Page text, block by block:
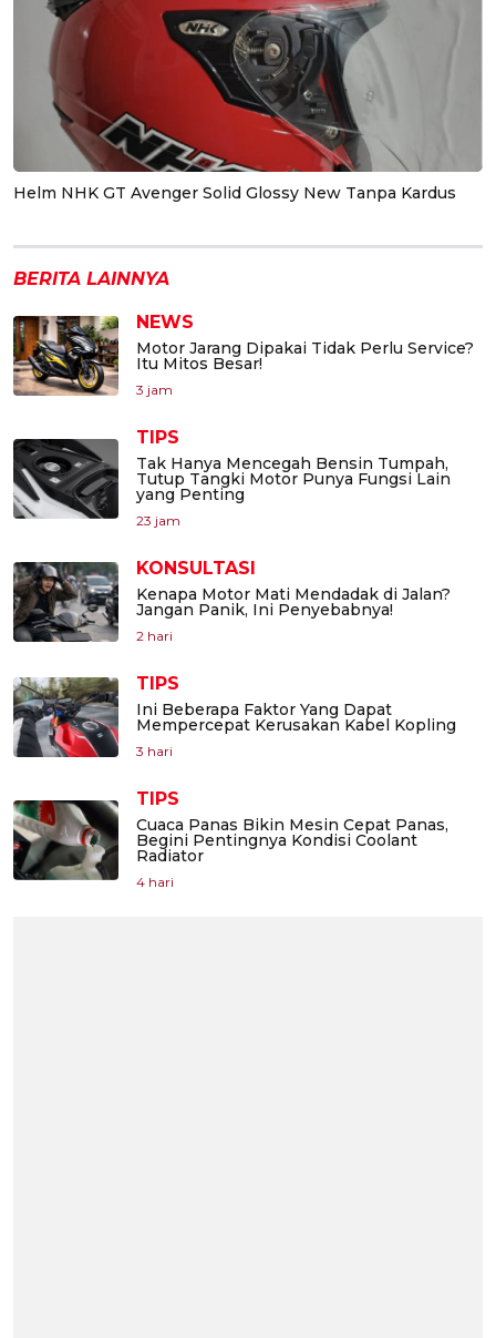
Helm NHK GT Avenger Solid Glossy New Tanpa Kardus
BERITA LAINNYA
NEWS
Motor Jarang Dipakai Tidak Perlu Service?
Itu Mitos Besar!
3 jam
TIPS
Tak Hanya Mencegah Bensin Tumpah,
Tutup Tangki Motor Punya Fungsi Lain
yang Penting
23 jam
KONSULTASI
Kenapa Motor Mati Mendadak di Jalan?
Jangan Panik, Ini Penyebabnya!
2 hari
TIPS
Ini Beberapa Faktor Yang Dapat
Mempercepat Kerusakan Kabel Kopling
3 hari
TIPS
Cuaca Panas Bikin Mesin Cepat Panas,
Begini Pentingnya Kondisi Coolant
Radiator
4 hari